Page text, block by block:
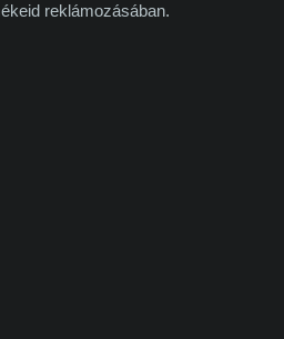
reklámozásában.